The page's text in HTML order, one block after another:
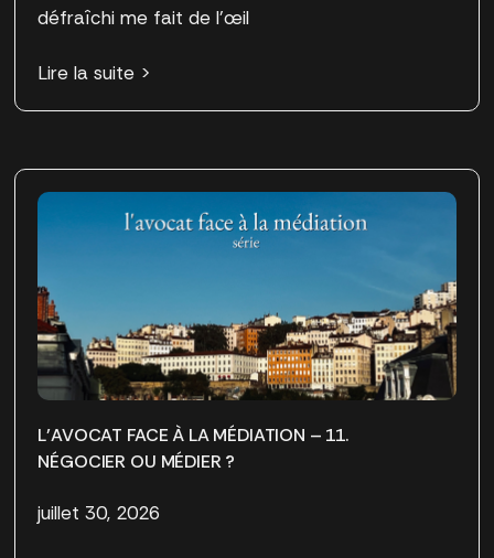
défraîchi me fait de l’œil
Lire la suite >
L’AVOCAT FACE À LA MÉDIATION – 11.
NÉGOCIER OU MÉDIER ?
juillet 30, 2026